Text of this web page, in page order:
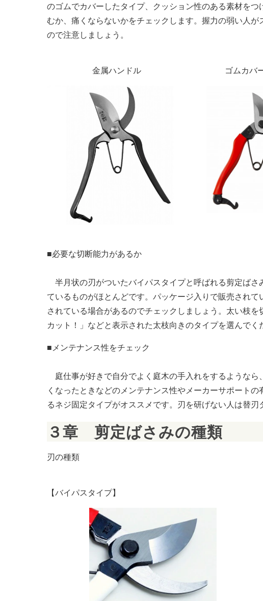
のゴムでカバーしたタイプ、クッション性のある素材を
むか、痛くならないかをチェックします。握力の弱い人
ので注意しましょう。
金属ハンドル ゴムカバ
■必要な切断能力があるか
半月状の刃がついたバイパスタイプと呼ばれる剪定ば
ているものがほとんどです。パッケージ入りで販売され
されている場合があるのでチェックしましょう。太い枝
カット！」などと表示された太枝向きのタイプを選んでく
■メンテナンス性をチェック
庭仕事が好きで自分でよく庭木の手入れをするような
くなったときなどのメンテナンス性やメーカーサポート
るネジ固定タイプがオススメです。刃を研げない人は替刃
３章　剪定ばさみの種類
刃の種類
【バイパスタイプ】